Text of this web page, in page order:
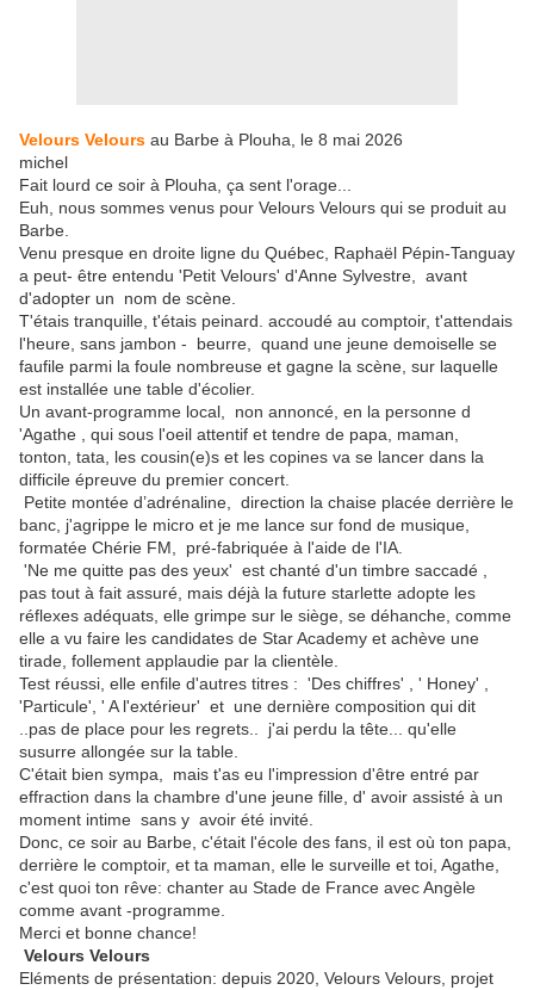
Velours Velours au Barbe à Plouha, le 8 mai 2026
michel
Fait lourd ce soir à Plouha, ça sent l'orage...
Euh, nous sommes venus pour Velours Velours qui se produit au
Barbe.
Venu presque en droite ligne du Québec, Raphaël Pépin-Tanguay
a peut- être entendu 'Petit Velours' d'Anne Sylvestre, avant
d'adopter un nom de scène.
T'étais tranquille, t'étais peinard. accoudé au comptoir, t'attendais
l'heure, sans jambon - beurre, quand une jeune demoiselle se
faufile parmi la foule nombreuse et gagne la scène, sur laquelle
est installée une table d'écolier.
Un avant-programme local, non annoncé, en la personne d
'Agathe , qui sous l'oeil attentif et tendre de papa, maman,
tonton, tata, les cousin(e)s et les copines va se lancer dans la
difficile épreuve du premier concert.
Petite montée d’adrénaline, direction la chaise placée derrière le
banc, j'agrippe le micro et je me lance sur fond de musique,
formatée Chérie FM, pré-fabriquée à l'aide de l'IA.
'Ne me quitte pas des yeux' est chanté d'un timbre saccadé ,
pas tout à fait assuré, mais déjà la future starlette adopte les
réflexes adéquats, elle grimpe sur le siège, se déhanche, comme
elle a vu faire les candidates de Star Academy et achève une
tirade, follement applaudie par la clientèle.
Test réussi, elle enfile d'autres titres : 'Des chiffres' , ' Honey' ,
'Particule', ' A l'extérieur' et une dernière composition qui dit
..pas de place pour les regrets.. j'ai perdu la tête... qu'elle
susurre allongée sur la table.
C'était bien sympa, mais t'as eu l'impression d'être entré par
effraction dans la chambre d'une jeune fille, d' avoir assisté à un
moment intime sans y avoir été invité.
Donc, ce soir au Barbe, c'était l'école des fans, il est où ton papa,
derrière le comptoir, et ta maman, elle le surveille et toi, Agathe,
c'est quoi ton rêve: chanter au Stade de France avec Angèle
comme avant -programme.
Merci et bonne chance!
Velours Velours
Eléments de présentation: depuis 2020, Velours Velours, projet